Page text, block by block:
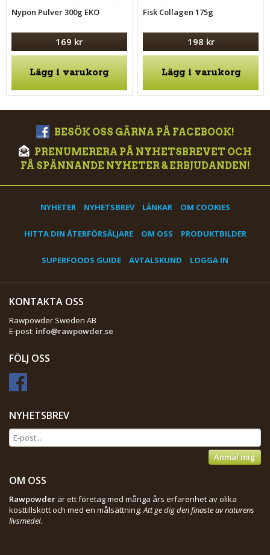
Nypon Pulver 300g EKO
169 kr
Lägg i varukorg
Fisk Collagen 175g
198 kr
Lägg i varukorg
BESÖK OSS GÄRNA PÅ FACEBOOK!
PRENUMERERA PÅ NYHETSBREVET OCH
FÅ SPÄNNANDE NYHETER & ERBJUDANDEN!
NYHETER NYHETSBREV LÄNKAR OM COOKIES
HITTA DIN ÅTERFÖRSÄLJARE OM OSS PRODUKTBILDER
SUPERFOODS GUIDE AVTALSKUND LOGGA IN
KONTAKTA OSS
Rawpowder Sweden AB
E-post: info@rawpowder.se
FÖLJ OSS
NYHETSBREV
Anmäl mig
OM OSS
Rawpowder är ett företag med många års erfarenhet av olika
kosttillskott och med en målsättning:Att ge dig den finaste av naturens
livsmedel.